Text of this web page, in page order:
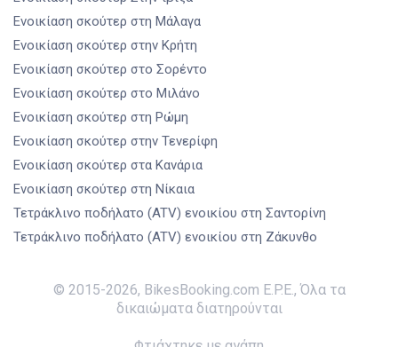
Ενοικίαση σκούτερ στη Μάλαγα
Ενοικίαση σκούτερ στην Κρήτη
Ενοικίαση σκούτερ στο Σορέντο
Ενοικίαση σκούτερ στο Μιλάνο
Ενοικίαση σκούτερ στη Ρώμη
Ενοικίαση σκούτερ στην Τενερίφη
Ενοικίαση σκούτερ στα Κανάρια
Ενοικίαση σκούτερ στη Νίκαια
Τετράκλινο ποδήλατο (ATV) ενοικίου στη Σαντορίνη
Τετράκλινο ποδήλατο (ATV) ενοικίου στη Ζάκυνθο
© 2015-2026, BikesBooking.com E.P.E.,Όλα τα
δικαιώματα διατηρούνται